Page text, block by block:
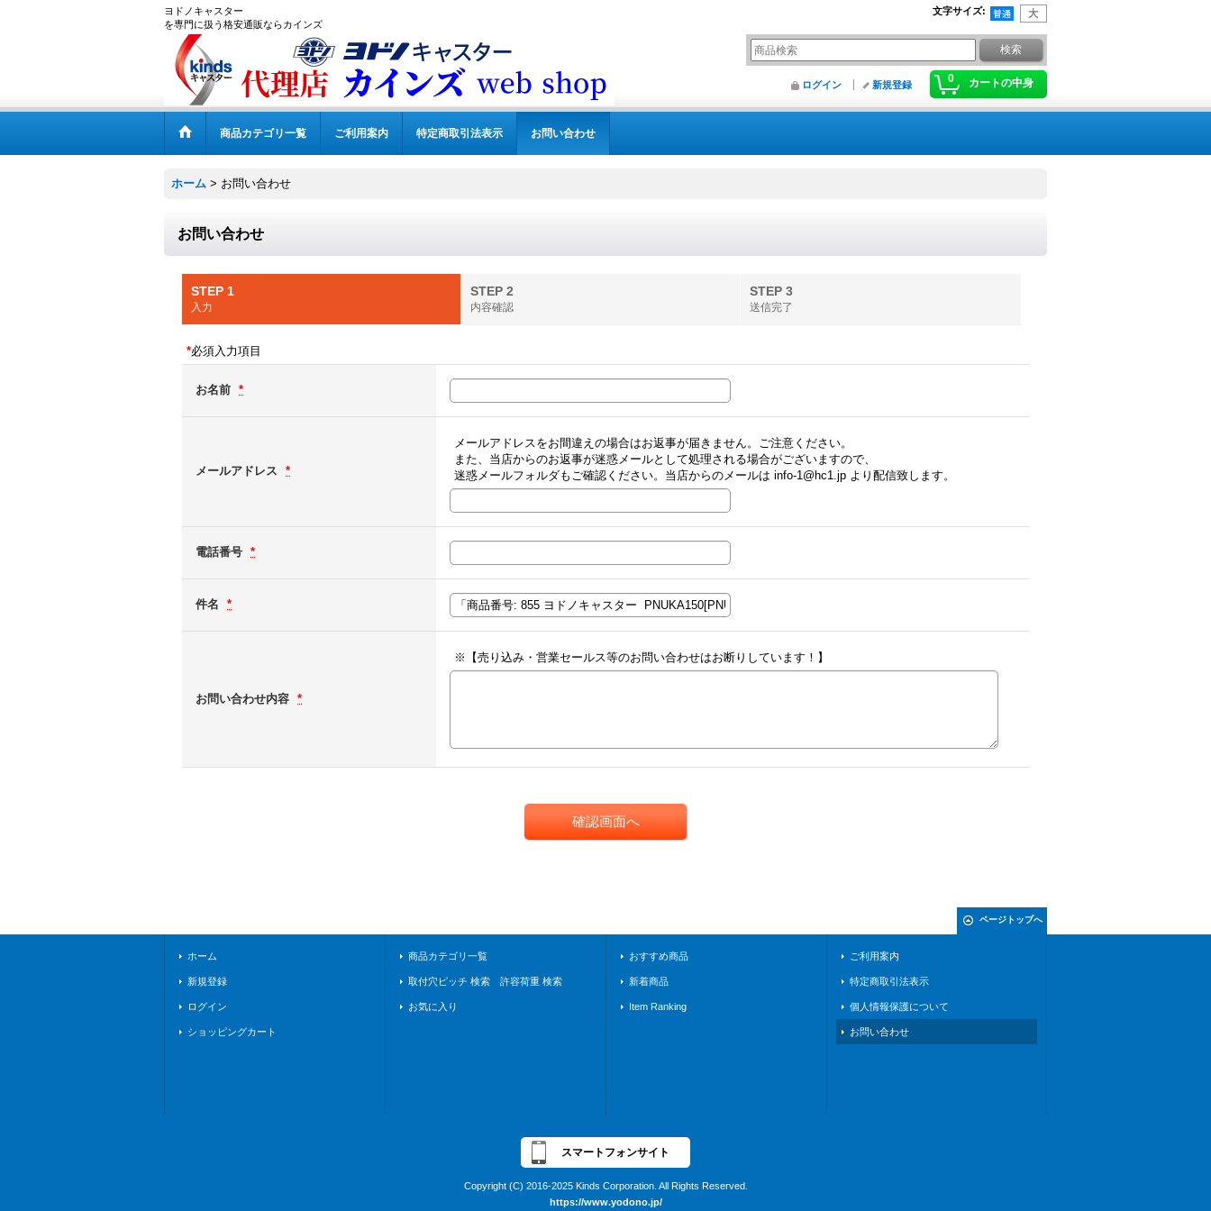
ヨドノキャスター
を専門に扱う格安通販ならカインズ
文字サイズ:
0 カートの中身
ログイン 新規登録
商品カテゴリ一覧 ご利用案内 特定商取引法表示 お問い合わせ
ホーム > お問い合わせ
お問い合わせ
STEP 1
入力
STEP 2
内容確認
STEP 3
送信完了
*必須入力項目
お名前 *
メールアドレス *
メールアドレスをお間違えの場合はお返事が届きません。ご注意ください。
また、当店からのお返事が迷惑メールとして処理される場合がございますので、
迷惑メールフォルダもご確認ください。当店からのメールは info-1@hc1.jp より配信致します。
電話番号 *
件名 *
お問い合わせ内容 *
※【売り込み・営業セールス等のお問い合わせはお断りしています！】
ページトップへ
ホーム
新規登録
ログイン
ショッピングカート
商品カテゴリ一覧
取付穴ピッチ 検索 許容荷重 検索
お気に入り
おすすめ商品
新着商品
Item Ranking
ご利用案内
特定商取引法表示
個人情報保護について
お問い合わせ
スマートフォンサイト
Copyright (C) 2016-2025 Kinds Corporation. All Rights Reserved.
https://www.yodono.jp/